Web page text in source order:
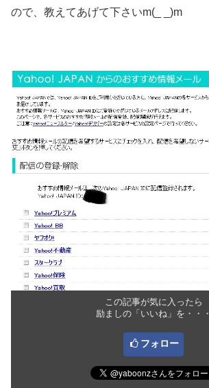
ので、教えてあげて下さいm(_ _)m
この記事が気に入ったら
励ましの「いいね」を・・・
フォロー